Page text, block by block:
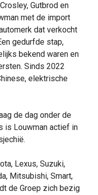
Gutbrod en
met de import
dat verkocht
gedurfde stap,
bekend waren en
Sinds 2022
elektrische
de dag onder de
is Louwman actief in
Lexus, Suzuki,
Mitsubishi, Smart,
de Groep zich bezig